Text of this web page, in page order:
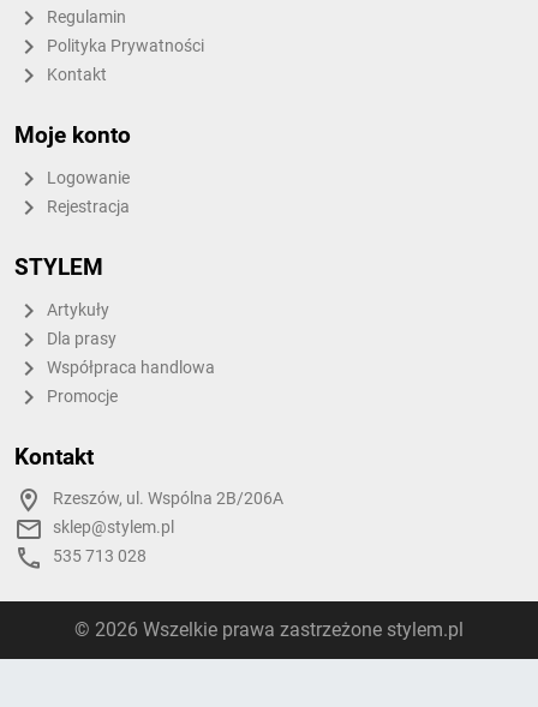
Regulamin
Polityka Prywatności
Kontakt
Moje konto
Logowanie
Rejestracja
STYLEM
Artykuły
Dla prasy
Współpraca handlowa
Promocje
Kontakt
Rzeszów, ul. Wspólna 2B/206A
sklep@stylem.pl
535 713 028
© 2026 Wszelkie prawa zastrzeżone stylem.pl